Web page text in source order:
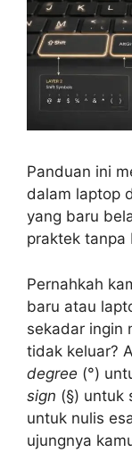
Panduan ini
dalam laptop
yang baru
praktek tanpa
Pernahkah
baru atau
sekadar ingin
tidak keluar?
degree (°)
sign (§) untuk
untuk nulis
ujungnya